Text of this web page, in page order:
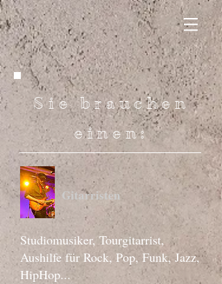
Sie brauchen
einen:
Gitarristen
Studiomusiker, Tourgitarrist,
Aushilfe für Rock, Pop, Funk, Jazz,
HipHop...